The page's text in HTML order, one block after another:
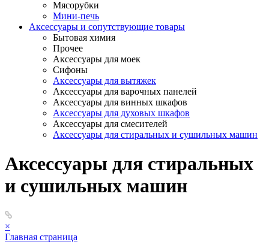
Мясорубки
Мини-печь
Аксессуары и сопутствующие товары
Бытовая химия
Прочее
Аксессуары для моек
Сифоны
Аксессуары для вытяжек
Аксессуары для варочных панелей
Аксессуары для винных шкафов
Аксессуары для духовых шкафов
Аксессуары для смесителей
Аксессуары для стиральных и сушильных машин
Аксессуары для стиральных
и сушильных машин
×
Главная страница